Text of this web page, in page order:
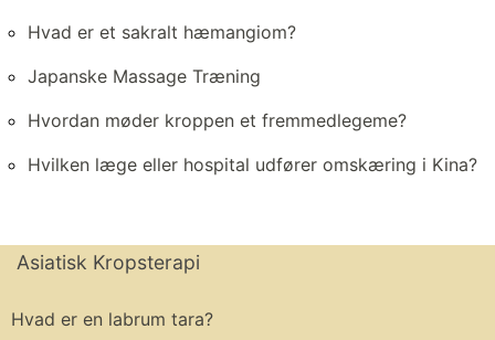
Hvad er et sakralt hæmangiom?
Japanske Massage Træning
Hvordan møder kroppen et fremmedlegeme?
Hvilken læge eller hospital udfører omskæring i Kina?
Asiatisk Kropsterapi
Hvad er en labrum tara?